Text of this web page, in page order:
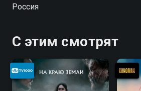
Россия
С этим смотрят